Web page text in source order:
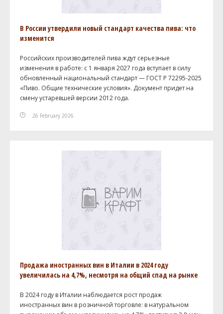
В России утвердили новый стандарт качества пива: что
изменится
Российских производителей пива ждут серьезные
изменения в работе: с 1 января 2027 года вступает в силу
обновленный национальный стандарт — ГОСТ Р 72295-2025
«Пиво. Общие технические условия». Документ придет на
смену устаревшей версии 2012 года.
26 February 2026
Продажа иностранных вин в Италии в 2024 году
увеличилась на 4,7%, несмотря на общий спад на рынке
В 2024 году в Италии наблюдается рост продаж
иностранных вин в розничной торговле: в натуральном